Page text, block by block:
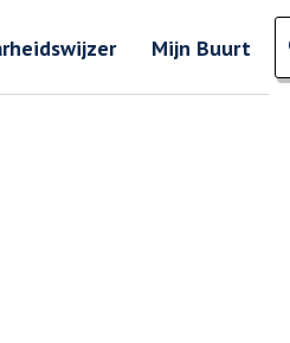
Mijn Buurt
Zoeken naar